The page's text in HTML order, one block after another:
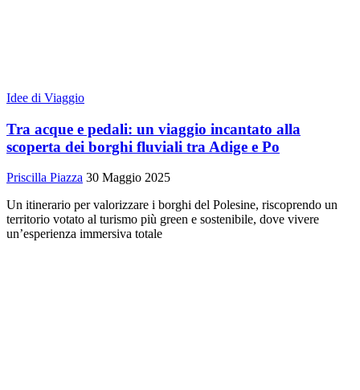
Idee di Viaggio
Tra acque e pedali: un viaggio incantato alla
scoperta dei borghi fluviali tra Adige e Po
Priscilla Piazza 30 Maggio 2025
Un itinerario per valorizzare i borghi del Polesine, riscoprendo un
territorio votato al turismo più green e sostenibile, dove vivere
un’esperienza immersiva totale